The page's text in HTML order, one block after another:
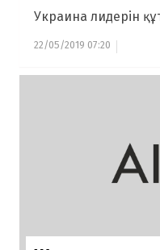
Украина лидерін
22/05/2019 07:20